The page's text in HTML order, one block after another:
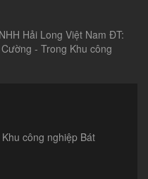
Hải Long Việt Nam ĐT:
- Trong Khu công
công nghiệp Bát